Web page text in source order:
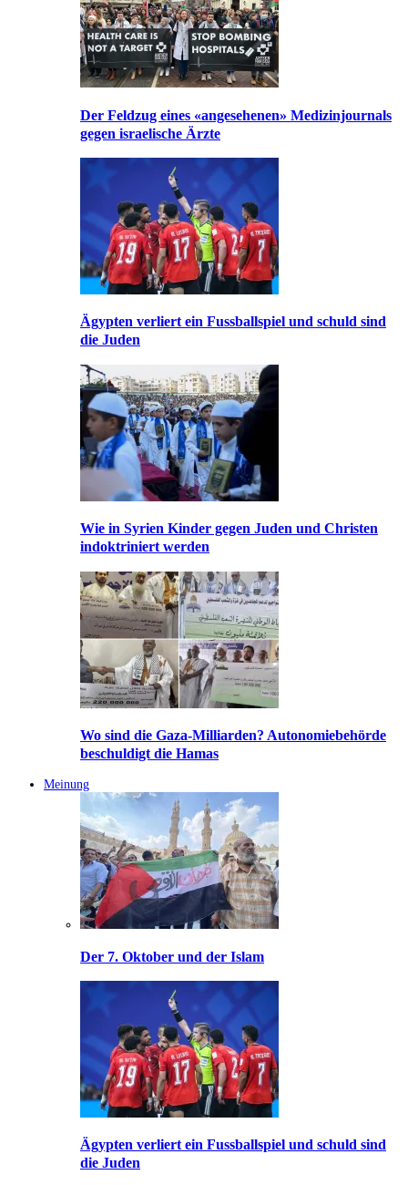
Der Feldzug eines «angesehenen» Medizinjournals
gegen israelische Ärzte
Ägypten verliert ein Fussballspiel und schuld sind
die Juden
Wie in Syrien Kinder gegen Juden und Christen
indoktriniert werden
Wo sind die Gaza-Milliarden? Autonomiebehörde
beschuldigt die Hamas
Meinung
Der 7. Oktober und der Islam
Ägypten verliert ein Fussballspiel und schuld sind
die Juden